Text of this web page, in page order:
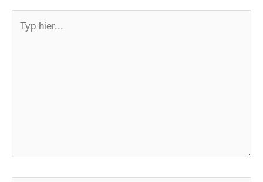
hier...